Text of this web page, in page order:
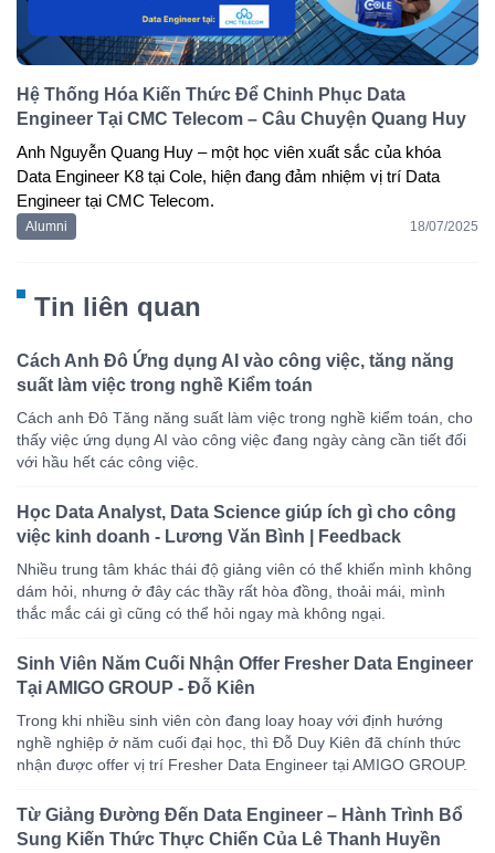
Hệ Thống Hóa Kiến Thức Để Chinh Phục Data
Engineer Tại CMC Telecom – Câu Chuyện Quang Huy
Anh Nguyễn Quang Huy – một học viên xuất sắc của khóa
Data Engineer K8 tại Cole, hiện đang đảm nhiệm vị trí Data
Engineer tại CMC Telecom.
Alumni 18/07/2025
Tin liên quan
Cách Anh Đô Ứng dụng AI vào công việc, tăng năng
suất làm việc trong nghề Kiểm toán
Cách anh Đô Tăng năng suất làm việc trong nghề kiểm toán, cho
thấy việc ứng dụng AI vào công việc đang ngày càng cần tiết đối
với hầu hết các công việc.
Học Data Analyst, Data Science giúp ích gì cho công
việc kinh doanh - Lương Văn Bình | Feedback
Nhiều trung tâm khác thái độ giảng viên có thể khiến mình không
dám hỏi, nhưng ở đây các thầy rất hòa đồng, thoải mái, mình
thắc mắc cái gì cũng có thể hỏi ngay mà không ngại.
Sinh Viên Năm Cuối Nhận Offer Fresher Data Engineer
Tại AMIGO GROUP - Đỗ Kiên
Trong khi nhiều sinh viên còn đang loay hoay với định hướng
nghề nghiệp ở năm cuối đại học, thì Đỗ Duy Kiên đã chính thức
nhận được offer vị trí Fresher Data Engineer tại AMIGO GROUP.
Từ Giảng Đường Đến Data Engineer – Hành Trình Bổ
Sung Kiến Thức Thực Chiến Của Lê Thanh Huyền